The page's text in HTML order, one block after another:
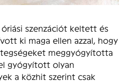
szenzációt keltett és
ki maga ellen azzal, hogy
meggyó­gyította
gyógyított olyan
a közhit szerint csak